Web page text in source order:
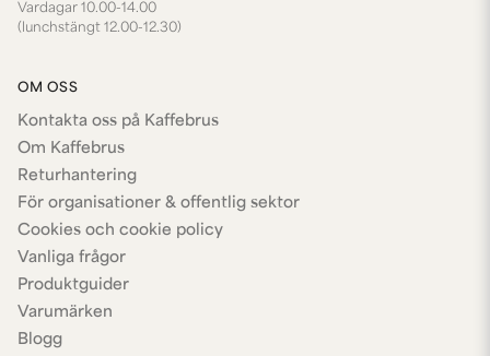
Vardagar 10.00-14.00
(lunchstängt 12.00-12.30)
OM OSS
Kontakta oss på Kaffebrus
Om Kaffebrus
Returhantering
För organisationer & offentlig sektor
Cookies och cookie policy
Vanliga frågor
Produktguider
Varumärken
Blogg